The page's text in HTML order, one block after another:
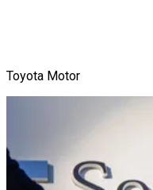
Toyota Motor